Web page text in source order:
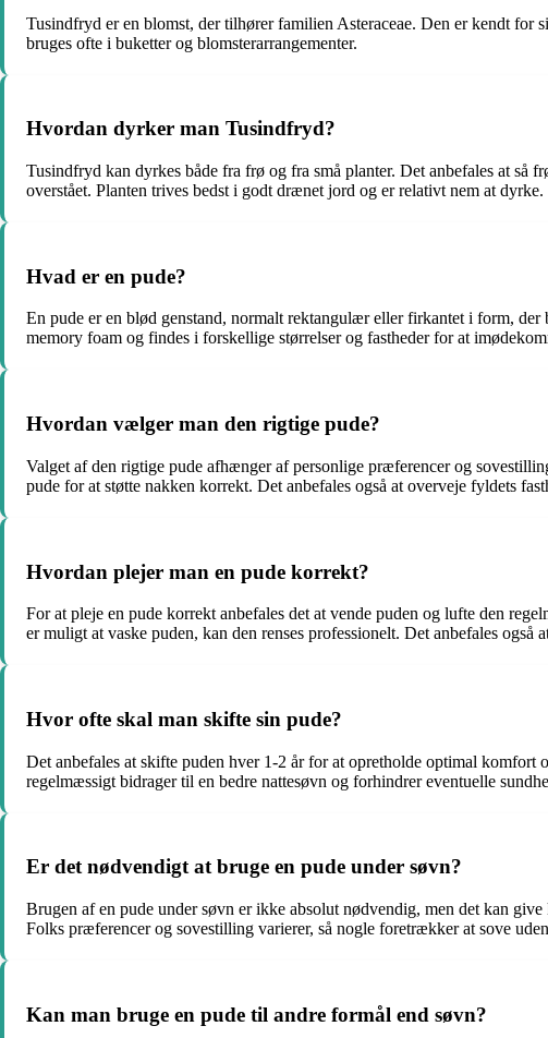
Tusindfryd er en blomst, der tilhører familien Asteraceae. Den er kendt for
bruges ofte i buketter og blomsterarrangementer.
Hvordan dyrker man Tusindfryd?
Tusindfryd kan dyrkes både fra frø og fra små planter. Det anbefales at så
overstået. Planten trives bedst i godt drænet jord og er relativt nem at dyrke.
Hvad er en pude?
En pude er en blød genstand, normalt rektangulær eller firkantet i form,
memory foam og findes i forskellige størrelser og fastheder for at
Hvordan vælger man den rigtige pude?
Valget af den rigtige pude afhænger af personlige præferencer og
pude for at støtte nakken korrekt. Det anbefales også at overveje fyldets
Hvordan plejer man en pude korrekt?
For at pleje en pude korrekt anbefales det at vende puden og lufte den
er muligt at vaske puden, kan den renses professionelt. Det anbefales
Hvor ofte skal man skifte sin pude?
Det anbefales at skifte puden hver 1-2 år for at opretholde optimal
regelmæssigt bidrager til en bedre nattesøvn og forhindrer eventuelle
Er det nødvendigt at bruge en pude under søvn?
Brugen af en pude under søvn er ikke absolut nødvendig, men det kan
Folks præferencer og sovestilling varierer, så nogle foretrækker at sove
Kan man bruge en pude til andre formål end søvn?